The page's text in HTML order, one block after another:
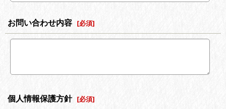
お問い合わせ内容 [必須]
個人情報保護方針 [必須]